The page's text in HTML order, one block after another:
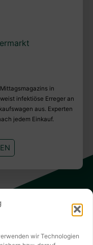
wir Technologien
in
infektiöse Erreger an
aus. Experten
jedem Einkauf.